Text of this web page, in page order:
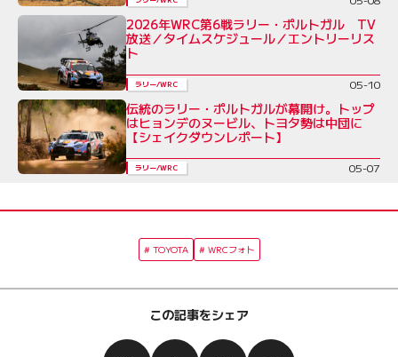
2026年WRC第6戦ラリー・ポルトガル TV
放送／タイムスケジュール／エントリーリス
ト
ラリー/WRC 05-10
伝統のラリー・ポルトガルが幕開け。トップ
はヒョンデのヌービル、トヨタ勢は中団に
【シェイクダウンレポート】
ラリー/WRC 05-07
TOYOTA WRCフォト
この記事をシェア